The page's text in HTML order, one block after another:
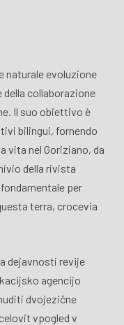
naturale evoluzione
della collaborazione
Il suo obiettivo è
bilingui, fornendo
vita nel Goriziano, da
della rivista
per
terra, crocevia
dejavnosti revije
agencijo
dvojezične
vpogled v